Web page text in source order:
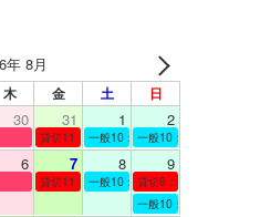
年 8月
木 金 土 日
30 31 1 2
貸切11：00～12：00
一般10：00～19：00一般10：00～19：00
6 7 8 9
貸切11：00～12：00
一般10：00～19：00
貸切9：00～10：00
一般10：00～19：00